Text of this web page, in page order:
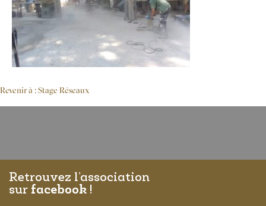
Revenir à : Stage Réseaux
Retrouvez l’association
sur facebook !